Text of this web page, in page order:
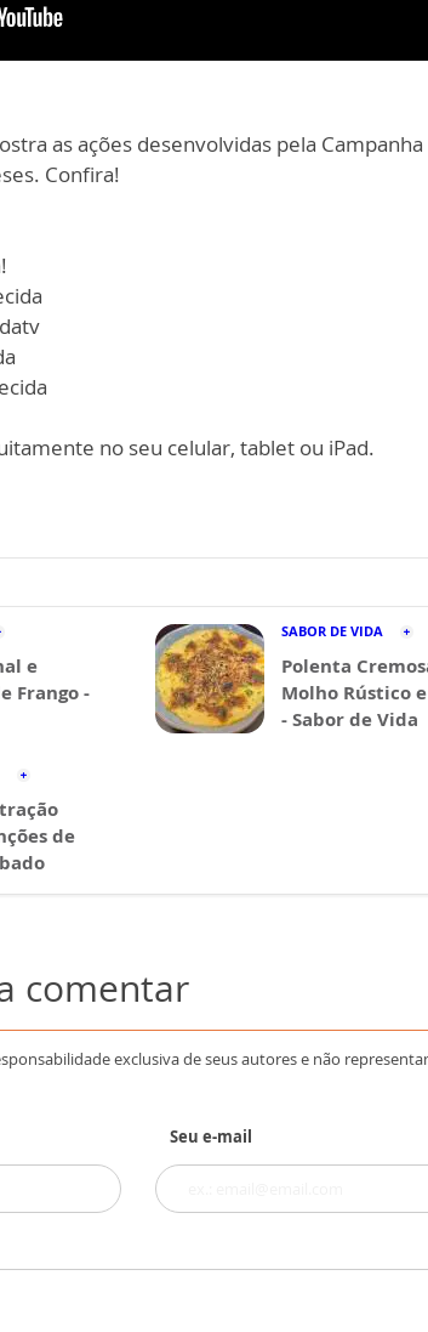
as ações desenvolvidas pela Campanha
Confira!
no seu celular, tablet ou iPad.
e
Frango -
SABOR DE VIDA
Polenta
Molho Rústico
- Sabor de Vida
de
comentar
exclusiva de seus autores e não
Seu e-mail